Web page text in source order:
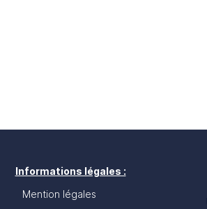
Informations légales :
Mention légales